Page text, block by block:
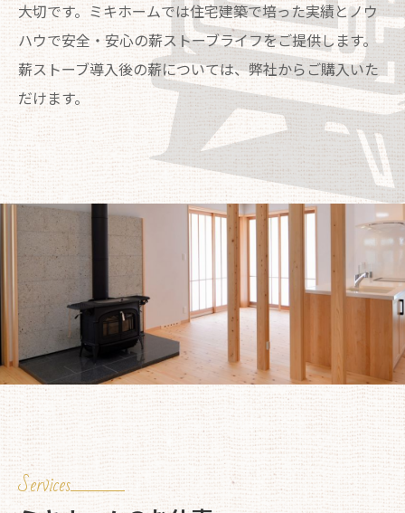
大切です。ミキホームでは住宅建築で培った実績とノウ
ハウで安全・安心の薪ストーブライフをご提供します。
薪ストーブ導入後の薪については、弊社からご購入いた
だけます。
Services